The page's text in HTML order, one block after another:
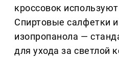
кроссовок
Спиртовые салфетки
изопропанола —
для ухода за светлой